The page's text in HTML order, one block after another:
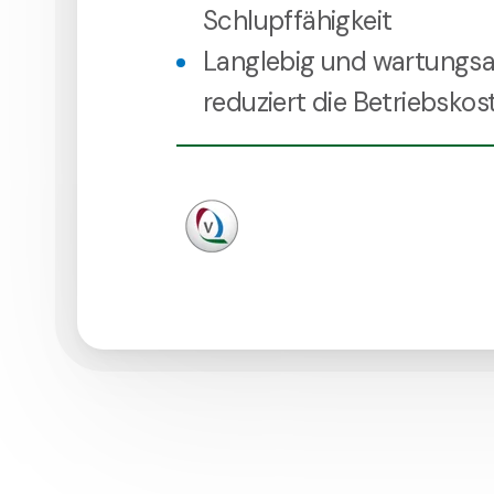
Schlupffähigkeit
Langlebig und
reduziert die